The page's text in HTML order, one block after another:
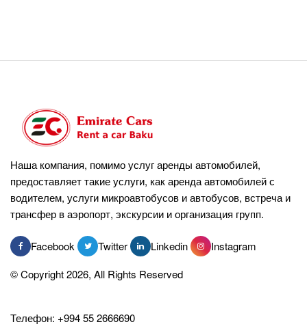
Наша компания, помимо услуг аренды автомобилей,
предоставляет такие услуги, как аренда автомобилей с
водителем, услуги микроавтобусов и автобусов, встреча и
трансфер в аэропорт, экскурсии и организация групп.
Facebook Twitter Linkedin
Instagram
© Copyright 2026, All Rights Reserved
Телефон: +994 55 2666690